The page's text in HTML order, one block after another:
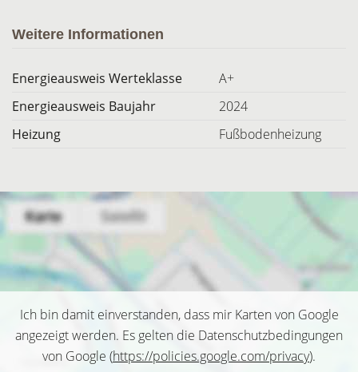
Weitere Informationen
Energieausweis Werteklasse
A+
Energieausweis Baujahr
2024
Heizung
Fußbodenheizung
Ich bin damit einverstanden, dass mir Karten von Google
angezeigt werden. Es gelten die Datenschutzbedingungen
von Google (https://policies.google.com/privacy).